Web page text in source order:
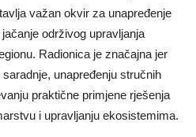
važan okvir za unapređenje
održivog upravljanja
Radionica je značajna jer
unapređenju stručnih
praktične primjene rješenja
i upravljanju ekosistemima.